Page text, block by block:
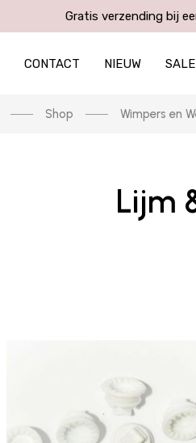
Gratis verzending bij
CONTACT NIEUW SALE
Shop Wimpers en
Lijm